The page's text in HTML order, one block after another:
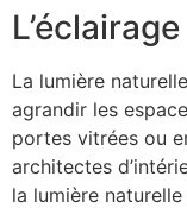
La lumière
agrandir les
portes vitrées ou
architectes
la lumière